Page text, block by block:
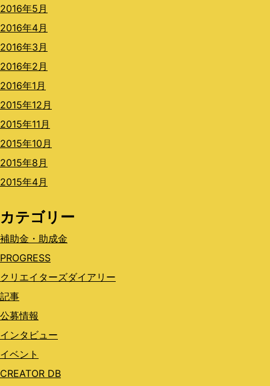
2016年5月
2016年4月
2016年3月
2016年2月
2016年1月
2015年12月
2015年11月
2015年10月
2015年8月
2015年4月
カテゴリー
補助金・助成金
PROGRESS
クリエイターズダイアリー
記事
公募情報
インタビュー
イベント
CREATOR DB